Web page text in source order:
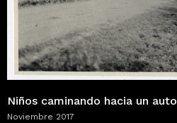
Niños caminando hacia un auto
Noviembre 2017